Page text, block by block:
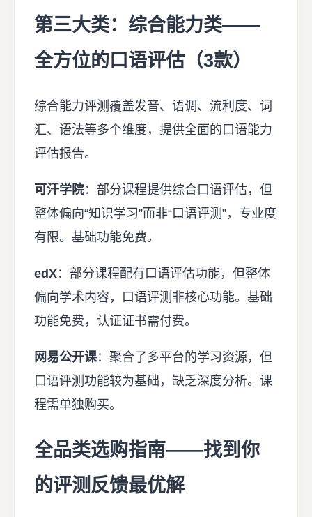
第三大类：综合能力类——
全方位的口语评估（3款）
综合能力评测覆盖发音、语调、流利度、词
汇、语法等多个维度，提供全面的口语能力
评估报告。
可汗学院：部分课程提供综合口语评估，但
整体偏向“知识学习”而非“口语评测”，专业度
有限。基础功能免费。
edX：部分课程配有口语评估功能，但整体
偏向学术内容，口语评测非核心功能。基础
功能免费，认证证书需付费。
网易公开课：聚合了多平台的学习资源，但
口语评测功能较为基础，缺乏深度分析。课
程需单独购买。
全品类选购指南——找到你
的评测反馈最优解